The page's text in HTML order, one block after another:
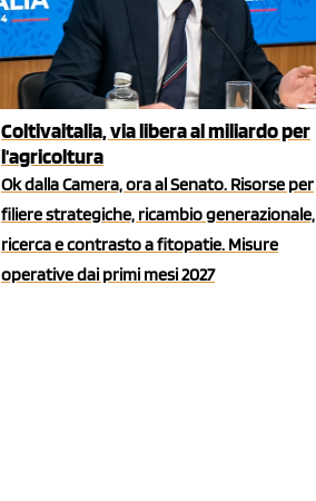
Coltivaitalia, via libera al miliardo per
l'agricoltura
Ok dalla Camera, ora al Senato. Risorse per
filiere strategiche, ricambio generazionale,
ricerca e contrasto a fitopatie. Misure
operative dai primi mesi 2027